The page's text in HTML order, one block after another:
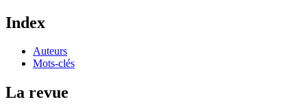
Index
Auteurs
Mots-clés
La revue